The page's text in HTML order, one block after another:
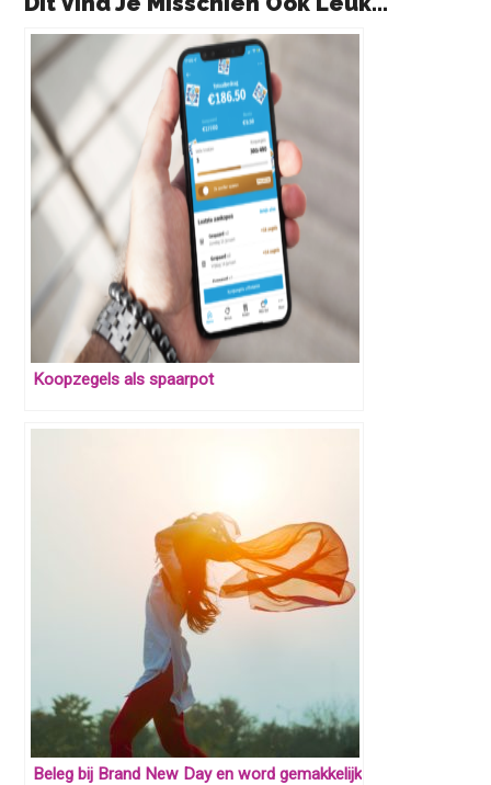
Koopzegels als spaarpot
Beleg bij Brand New Day en word gemakkelijk